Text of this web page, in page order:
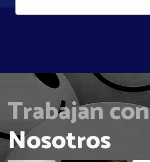
Trabajan con
Nosotros